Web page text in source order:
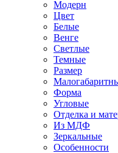
Модерн
Цвет
Белые
Венге
Светлые
Темные
Размер
Форма
Угловые
Отделка и
Из МДФ
Зеркальные
Особенности